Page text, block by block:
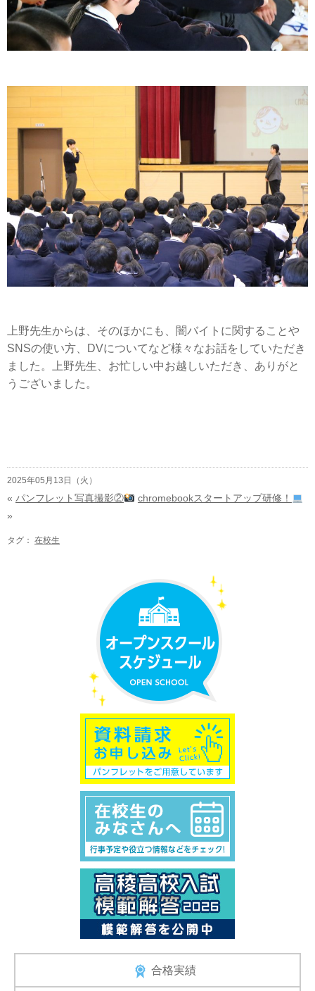
上野先生からは、そのほかにも、闇バイトに関することや
SNSの使い方、DVについてなど様々なお話をしていただき
ました。上野先生、お忙しい中お越しいただき、ありがと
うございました。
2025年05月13日（火）
« パンフレット写真撮影②
chromebookスタートアップ研修！
»
タグ： 在校生
合格実績